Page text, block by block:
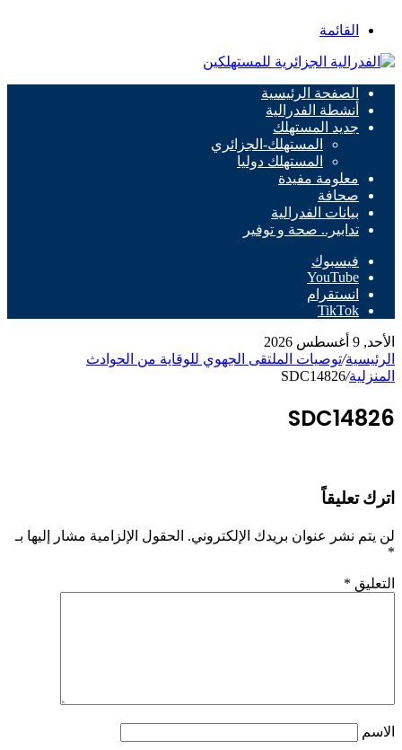
القائمة
الصفحة الرئيسية
أنشطة الفدرالية
جديد المستهلك
المستهلك-الجزائري
المستهلك دوليا
معلومة مفيدة
صحافة
بيانات الفدرالية
تدابير.. صحة و توفير
فيسبوك
‫YouTube
انستقرام
‫TikTok
الأحد, 9 أغسطس 2026
الرئيسية/توصيات الملتقى الجهوي للوقاية من الحوادث
المنزلية/
SDC14826
SDC14826
اترك تعليقاً
لن يتم نشر عنوان بريدك الإلكتروني. الحقول الإلزامية مشار إليها بـ
*
التعليق *
الاسم